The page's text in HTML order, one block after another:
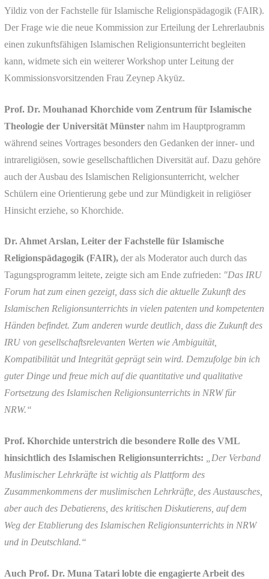
Yildiz von der Fachstelle für Islamische Religionspädagogik (FAIR).
Der Frage wie die neue Kommission zur Erteilung der Lehrerlaubnis
einen zukunftsfähigen Islamischen Religionsunterricht begleiten
kann, widmete sich ein weiterer Workshop unter Leitung der
Kommissionsvorsitzenden Frau Zeynep Akyüz.
Prof. Dr. Mouhanad Khorchide vom Zentrum für Islamische
Theologie der Universität Münster nahm im Hauptprogramm
während seines Vortrages besonders den Gedanken der inner- und
intrareligiösen, sowie gesellschaftlichen Diversität auf. Dazu gehöre
auch der Ausbau des Islamischen Religionsunterricht, welcher
Schülern eine Orientierung gebe und zur Mündigkeit in religiöser
Hinsicht erziehe, so Khorchide.
Dr. Ahmet Arslan, Leiter der Fachstelle für Islamische
Religionspädagogik (FAIR), der als Moderator auch durch das
Tagungsprogramm leitete, zeigte sich am Ende zufrieden: "Das IRU
Forum hat zum einen gezeigt, dass sich die aktuelle Zukunft des
Islamischen Religionsunterrichts in vielen patenten und kompetenten
Händen befindet. Zum anderen wurde deutlich, dass die Zukunft des
IRU von gesellschaftsrelevanten Werten wie Ambiguität,
Kompatibilität und Integrität geprägt sein wird. Demzufolge bin ich
guter Dinge und freue mich auf die quantitative und qualitative
Fortsetzung des Islamischen Religionsunterrichts in NRW für
NRW.“
Prof. Khorchide unterstrich die besondere Rolle des VML
hinsichtlich des Islamischen Religionsunterrichts:
„Der Verband
Muslimischer Lehrkräfte ist wichtig als Plattform des
Zusammenkommens der muslimischen Lehrkräfte, des Austausches,
aber auch des Debatierens, des kritischen Diskutierens, auf dem
Weg der Etablierung des Islamischen Religionsunterrichts in NRW
und in Deutschland.“
Auch Prof. Dr. Muna Tatari lobte die engagierte Arbeit des